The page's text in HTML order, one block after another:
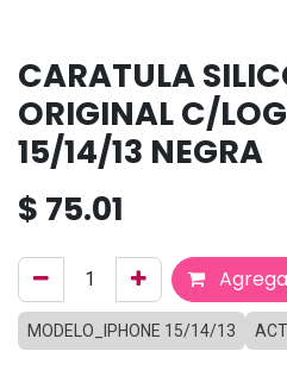
CARATULA
ORIGINAL C/
15/14/13 NEGRA
$ 75.01
MODELO_IPHONE 15/14/13